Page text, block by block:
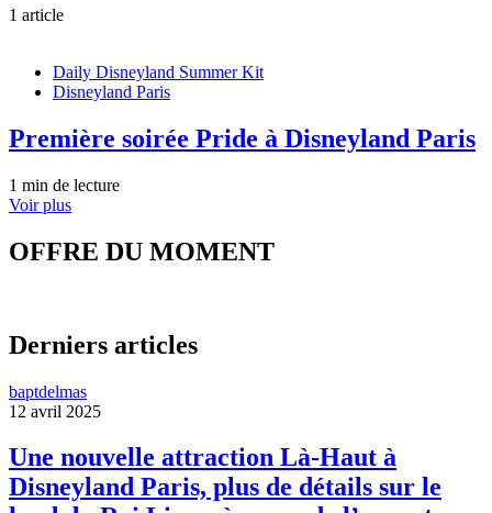
1 article
Daily Disneyland Summer Kit
Disneyland Paris
Première soirée Pride à Disneyland Paris
1 min de lecture
Voir plus
OFFRE DU MOMENT
Derniers articles
baptdelmas
12 avril 2025
Une nouvelle attraction Là-Haut à
Disneyland Paris, plus de détails sur le